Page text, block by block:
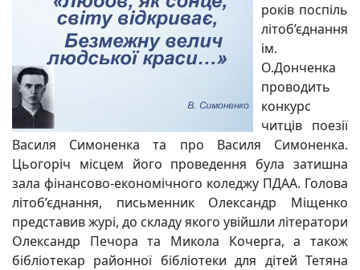
років поспіль
літоб’єднання
ім.
О.Донченка
проводить
конкурс
читців поезії
Василя Симоненка та про Василя Симоненка.
Цьогоріч місцем його проведення була затишна
зала фінансово-економічного коледжу ПДАА. Голова
літоб’єднання, письменник Олександр Міщенко
представив журі, до складу якого увійшли літератори
Олександр Печора та Микола Кочерга, а також
бібліотекар районної бібліотеки для дітей Тетяна